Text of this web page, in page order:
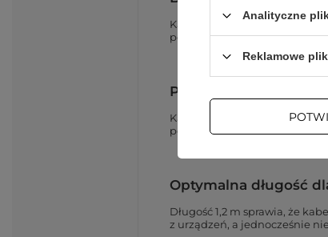
Kabel Dudao L2SM dba o
pełnym naładowaniu
Przesyłanie danych
Kabel Dudao L2SM jest
połączenie, dzięki czemu
Optymalna długość
Długość 1,2 m sprawia, że
z urządzeń, a jednocześnie
Analityczne
Reklamowe